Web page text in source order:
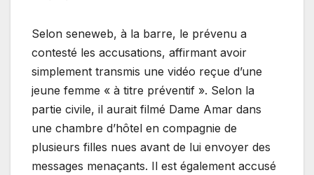
Selon seneweb, à la barre, le prévenu a
contesté les accusations, affirmant avoir
simplement transmis une vidéo reçue d’une
jeune femme « à titre préventif ». Selon la
partie civile, il aurait filmé Dame Amar dans
une chambre d’hôtel en compagnie de
plusieurs filles nues avant de lui envoyer des
messages menaçants. Il est également accusé